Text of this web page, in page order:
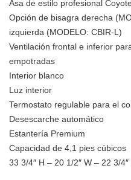
Asa de estilo profesional
Opción de bisagra derecha
izquierda (MODELO: CBIR-L)
Ventilación frontal e inferior
empotradas
Interior blanco
Luz interior
Termostato regulable para el
Desescarche automático
Estantería Premium
Capacidad de 4,1 pies cúbicos
33 3/4″ H – 20 1/2″ W – 22 3/4″